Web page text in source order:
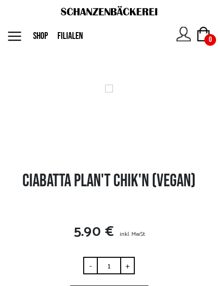
Kontakt
SHOP FILIALEN 0
Ciabatta Plan't Chik'n (vegan)
5.90 € inkl. MwSt
- +